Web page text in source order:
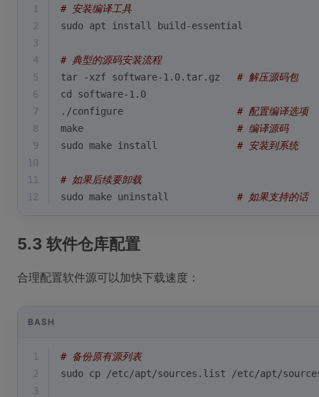
1
# 安装编译工具
2
sudo apt install build-essential
3
4
# 典型的源码安装流程
5
tar -xzf software-1.0.tar.gz # 解压源码包
6
cd
software-1.0
7
./configure # 配置编译选项
8
make # 编译源码
9
sudo make install # 安装到系统
10
11
# 如果后续要卸载
12
sudo make uninstall # 如果支持的话
5.3 软件仓库配置
合理配置软件源可以加快下载速度：
BASH
1
# 备份原有源列表
2
sudo cp /etc/apt/sources.list /etc/apt/
3